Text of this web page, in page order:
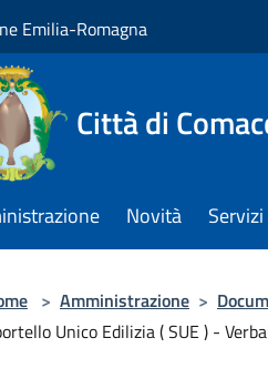
Emilia-Romagna
Città di
Novità Servizi
> Amministrazione >
Unico Edilizia ( SUE ) -